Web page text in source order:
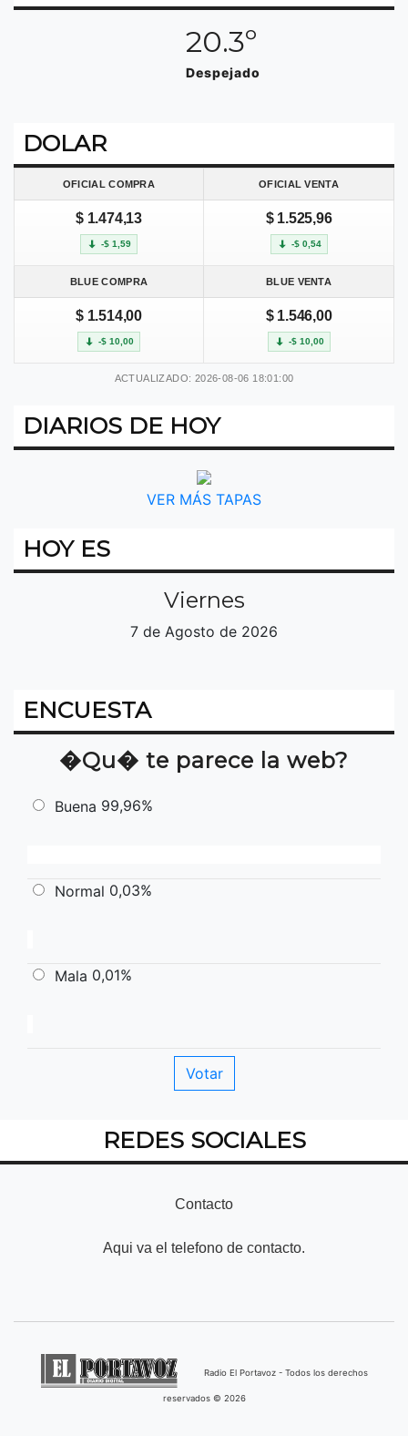
20.3º
Despejado
DOLAR
OFICIAL COMPRA OFICIAL VENTA
$ 1.474,13
-$ 1,59
$ 1.525,96
-$ 0,54
BLUE COMPRA BLUE VENTA
$ 1.514,00
-$ 10,00
$ 1.546,00
-$ 10,00
ACTUALIZADO: 2026-08-06 18:01:00
DIARIOS DE HOY
VER MÁS TAPAS
HOY ES
Viernes
7 de Agosto de 2026
ENCUESTA
�Qu� te parece la web?
Buena 99,96%
Normal 0,03%
Mala 0,01%
REDES SOCIALES
Contacto
Aqui va el telefono de contacto.
Radio El Portavoz - Todos los derechos
reservados © 2026